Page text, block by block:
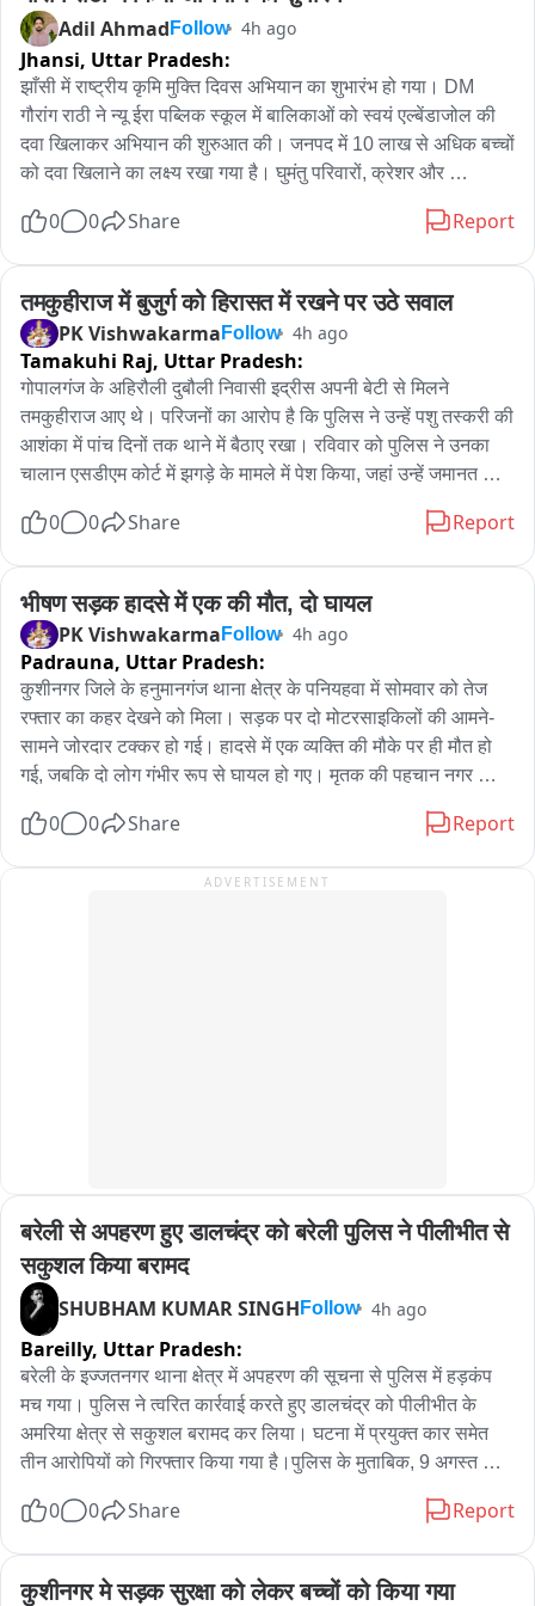
Adil Ahmad Follow 4h ago
Jhansi, Uttar Pradesh:
झाँसी में राष्ट्रीय कृमि मुक्ति दिवस अभियान का शुभारंभ हो गया। DM
गौरांग राठी ने न्यू ईरा पब्लिक स्कूल में बालिकाओं को स्वयं एल्बेंडाजोल की
दवा खिलाकर अभियान की शुरुआत की। जनपद में 10 लाख से अधिक बच्चों
को दवा खिलाने का लक्ष्य रखा गया है। घुमंतु परिवारों, क्रेशर और
बच्चों के लिए 14 अगस्त को मॉपअप राउंड आयोजित किया जाएगा।
0 0 Share Report
तमकुहीराज में बुजुर्ग को हिरासत में रखने पर उठे सवाल
PK Vishwakarma Follow 4h ago
Tamakuhi Raj, Uttar Pradesh:
गोपालगंज के अहिरौली दुबौली निवासी इद्रीस अपनी बेटी से मिलने
तमकुहीराज आए थे। परिजनों का आरोप है कि पुलिस ने उन्हें पशु तस्करी की
आशंका में पांच दिनों तक थाने में बैठाए रखा। रविवार को पुलिस ने उनका
चालान एसडीएम कोर्ट में झगड़े के मामले में पेश किया, जहां उन्हें जमानत मिल
तहसील में बैठाए रखा गया और इसके बाद रिहाई हुई। परिजनों के अनुसार,
संबंधित वीडियो मंगवाकर मामले की जानकारी ली। इस मामले में यह सवाल
उठ रहा है कि यदि पशु तस्करी का आरोप था तो संबंधित धाराओं में कार्रवाई
क्यों नहीं की गई और यदि मामला केवल झगड़े का था तो पांच दिन तक
हिरासत में रखने का आधार क्या था। रकम मांगने की चर्चा भी है, हालांकि
इसकी स्वतंत्र पुष्टि नहीं हुई है।
0 0 Share Report
भीषण सड़क हादसे में एक की मौत, दो घायल
PK Vishwakarma Follow 4h ago
Padrauna, Uttar Pradesh:
कुशीनगर जिले के हनुमानगंज थाना क्षेत्र के पनियहवा में सोमवार को तेज
रफ्तार का कहर देखने को मिला। सड़क पर दो मोटरसाइकिलों की आमने-
सामने जोरदार टक्कर हो गई। हादसे में एक व्यक्ति की मौके पर ही मौत हो
गई, जबकि दो लोग गंभीर रूप से घायल हो गए। मृतक की पहचान नगर
सूचना मिलते ही पुलिस मौके पर पहुंची और घायलों को उपचार के लिए
शुरू कर दी है। घटना के बाद मौके पर अफरा-तफरी मच गई।
0 0 Share Report
ADVERTISEMENT
बरेली से अपहरण हुए डालचंद्र को बरेली पुलिस ने पीलीभीत से
सकुशल किया बरामद
SHUBHAM KUMAR SINGH Follow 4h ago
Bareilly, Uttar Pradesh:
बरेली के इज्जतनगर थाना क्षेत्र में अपहरण की सूचना से पुलिस में हड़कंप
मच गया। पुलिस ने त्वरित कार्रवाई करते हुए डालचंद्र को पीलीभीत के
अमरिया क्षेत्र से सकुशल बरामद कर लिया। घटना में प्रयुक्त कार समेत
तीन आरोपियों को गिरफ्तार किया गया है।पुलिस के मुताबिक, 9 अगस्त की
डालचंद्र को चार पहिया वाहन से आए कुछ लोग मारपीट करते हुए जबरन
जानकारी दी।पुलिस ने वाहन की जानकारी जुटाकर सर्विलांस के माध्यम से
0 0 Share Report
कुशीनगर मे सड़क सुरक्षा को लेकर बच्चों को किया गया